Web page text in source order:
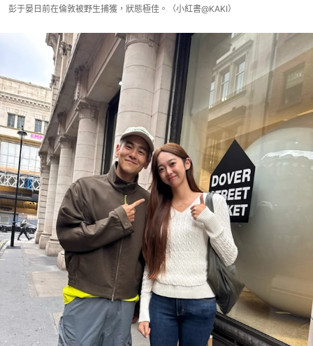
彭于晏日前在倫敦被野生捕獲，狀態極佳。（小紅書@KAKI）